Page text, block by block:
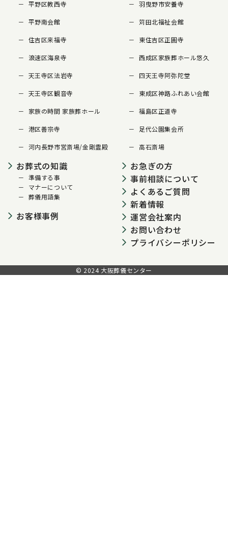
平野区教西寺 羽曳野市安養寺
平野南会館 苅田北福祉会館
住吉区来福寺 東住吉区正圓寺
浪速区海泉寺 西成区家族葬ホール悠久
天王寺区法岩寺 四天王寺阿弥陀堂
天王寺区観音寺 東成区神路ふれあい会館
家族の時間 家族葬ホール 福島区正道寺
港区善宗寺 足代公園集会所
河内長野市営斎場/金剛霊殿 高石斎場
お葬式の知識
準備する事
マナーについて
葬儀用語集
お客様事例
お急ぎの方
事前相談について
よくあるご質問
新着情報
運営会社案内
お問い合わせ
プライバシーポリシー
© 2024 大阪葬儀センター